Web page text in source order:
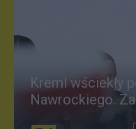
Kreml wściekły
Nawrockiego.